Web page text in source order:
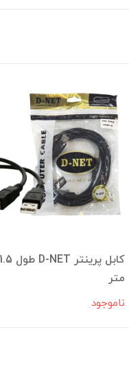
کابل پرینتر D-NET طول 1.5
متر
ناموجود